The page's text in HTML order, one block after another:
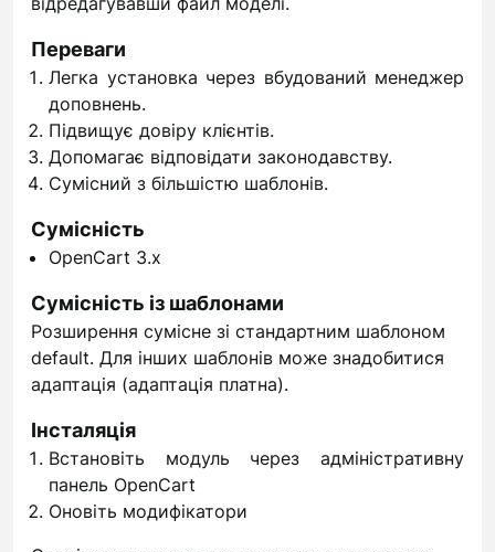
Переваги
Легка установка через вбудований менеджер
доповнень.
Підвищує довіру клієнтів.
Допомагає відповідати законодавству.
Сумісний з більшістю шаблонів.
Сумісність
OpenCart 3.x
Сумісність із шаблонами
Розширення сумісне зі стандартним шаблоном
default. Для інших шаблонів може знадобитися
адаптація (адаптація платна).
Інсталяція
Встановіть модуль через адміністративну
панель OpenCart
Оновіть модифікатори